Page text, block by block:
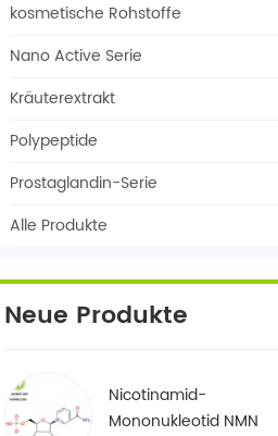
kosmetische Rohstoffe
Nano Active Serie
Kräuterextrakt
Polypeptide
Prostaglandin-Serie
Alle Produkte
Neue Produkte
Nicotinamid-
Mononukleotid NMN